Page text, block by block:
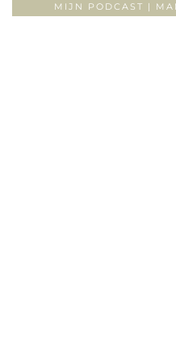
MIJN PODCAST |